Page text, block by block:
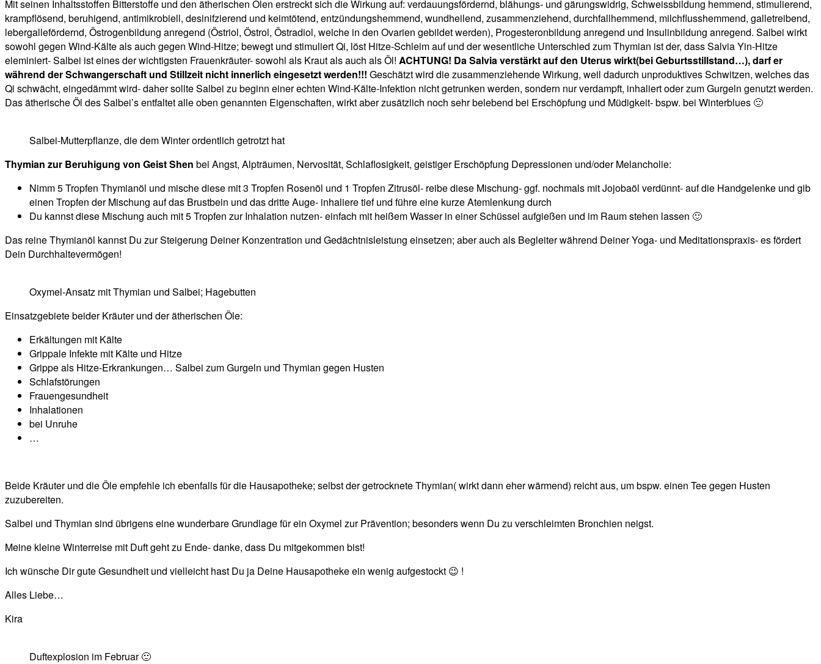
Mit seinen Inhaltsstoffen Bitterstoffe und den ätherischen Ölen erstreckt sich die Wirkung auf: verdauungsfördernd, blähungs- und gärungswidrig, Schweissbildung hemmend, stimulierend,
krampflösend, beruhigend, antimikrobiell, desinifzierend und keimtötend, entzündungshemmend, wundheilend, zusammenziehend, durchfallhemmend, milchflusshemmend, galletreibend,
lebergallefördernd, Östrogenbildung anregend (Östriol, Östrol, Östradiol, welche in den Ovarien gebildet werden), Progesteronbildung anregend und Insulinbildung anregend. Salbei wirkt
sowohl gegen Wind-Kälte als auch gegen Wind-Hitze; bewegt und stimuliert Qi, löst Hitze-Schleim auf und der wesentliche Unterschied zum Thymian ist der, dass Salvia Yin-Hitze
eleminiert- Salbei ist eines der wichtigsten Frauenkräuter- sowohl als Kraut als auch als Öl! ACHTUNG! Da Salvia verstärkt auf den Uterus wirkt(bei Geburtsstillstand…), darf er
während der Schwangerschaft und Stillzeit nicht innerlich eingesetzt werden!!! Geschätzt wird die zusammenziehende Wirkung, weil dadurch unproduktives Schwitzen, welches das
Qi schwächt, eingedämmt wird- daher sollte Salbei zu beginn einer echten Wind-Kälte-Infektion nicht getrunken werden, sondern nur verdampft, inhaliert oder zum Gurgeln genutzt werden.
Das ätherische Öl des Salbei’s entfaltet alle oben genannten Eigenschaften, wirkt aber zusätzlich noch sehr belebend bei Erschöpfung und Müdigkeit- bspw. bei Winterblues 🙂
Salbei-Mutterpflanze, die dem Winter ordentlich getrotzt hat
Thymian zur Beruhigung von Geist Shen bei Angst, Alpträumen, Nervosität, Schlaflosigkeit, geistiger Erschöpfung Depressionen und/oder Melancholie:
Nimm 5 Tropfen Thymianöl und mische diese mit 3 Tropfen Rosenöl und 1 Tropfen Zitrusöl- reibe diese Mischung- ggf. nochmals mit Jojobaöl verdünnt- auf die Handgelenke und gib
einen Tropfen der Mischung auf das Brustbein und das dritte Auge- inhaliere tief und führe eine kurze Atemlenkung durch
Du kannst diese Mischung auch mit 5 Tropfen zur Inhalation nutzen- einfach mit heißem Wasser in einer Schüssel aufgießen und im Raum stehen lassen 🙂
Das reine Thymianöl kannst Du zur Steigerung Deiner Konzentration und Gedächtnisleistung einsetzen; aber auch als Begleiter während Deiner Yoga- und Meditationspraxis- es fördert
Dein Durchhaltevermögen!
Oxymel-Ansatz mit Thymian und Salbei; Hagebutten
Einsatzgebiete beider Kräuter und der ätherischen Öle:
Erkältungen mit Kälte
Grippale Infekte mit Kälte und Hitze
Grippe als Hitze-Erkrankungen… Salbei zum Gurgeln und Thymian gegen Husten
Schlafstörungen
Frauengesundheit
Inhalationen
bei Unruhe
…
Beide Kräuter und die Öle empfehle ich ebenfalls für die Hausapotheke; selbst der getrocknete Thymian( wirkt dann eher wärmend) reicht aus, um bspw. einen Tee gegen Husten
zuzubereiten.
Salbei und Thymian sind übrigens eine wunderbare Grundlage für ein Oxymel zur Prävention; besonders wenn Du zu verschleimten Bronchien neigst.
Meine kleine Winterreise mit Duft geht zu Ende- danke, dass Du mitgekommen bist!
Ich wünsche Dir gute Gesundheit und vielleicht hast Du ja Deine Hausapotheke ein wenig aufgestockt 😉 !
Alles Liebe…
Kira
Duftexplosion im Februar 🙂